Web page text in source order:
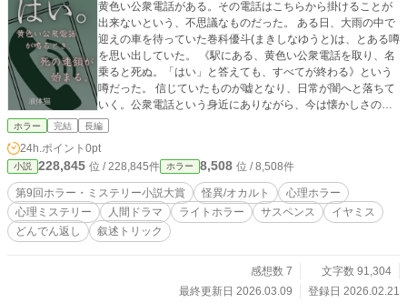
黄色い公衆電話がある。その電話はこちらから掛けることが
出来ないという、不思議なものだった。 ある日、大雨の中で
迎えの車を待っていた巻科優斗(まきしなゆうと)は、とある噂
を思い出していた。 《駅にある、黄色い公衆電話を取り、名
乗ると死ぬ。「はい」と答えても、すべてが終わる》という
噂だった。 信じていたものが嘘となり、日常が闇へと落ちて
いく。公衆電話という身近にありながら、今は懐かしさのあ
るものを中心に、何もかもが崩れ落ちていく。 ＊冒頭にファ
ーとなっています。ジャンルはミステリーの方がよかったか
も？？
ホラー 完結 長編
24h.ポイント 0pt
小説 228,845 位 / 228,845件 ホラー 8,508 位 / 8,508件
第9回ホラー・ミステリー小説大賞 怪異/オカルト
心理ホラー
心理ミステリー
人間ドラマ ライトホラー サスペンス
イヤミス
どんでん返し
叙述トリック
感想数 7
文字数 91,304
最終更新日 2026.03.09
登録日 2026.02.21